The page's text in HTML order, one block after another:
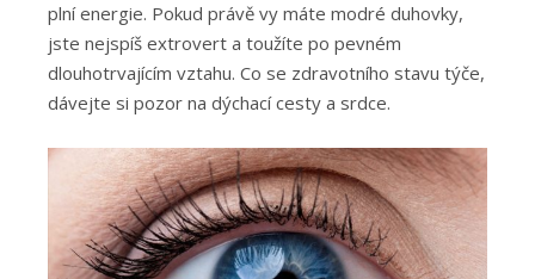
plní energie. Pokud právě vy máte modré duhovky,
jste nejspíš extrovert a toužíte po pevném
dlouhotrvajícím vztahu. Co se zdravotního stavu týče,
dávejte si pozor na dýchací cesty a srdce.